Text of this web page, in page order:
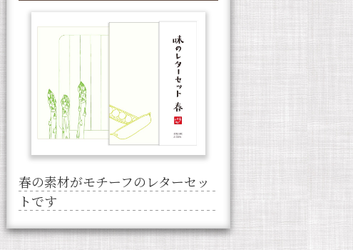
春の素材がモチーフのレターセッ
トです